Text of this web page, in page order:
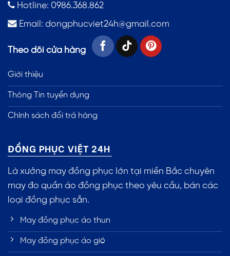
Hotline: 0986.368.862
Email: dongphucviet24h@gmail.com
Theo dõi cửa hàng
Giới thiệu
Thông Tin tuyển dụng
Chính sách đổi trả hàng
ĐỒNG PHỤC VIỆT 24H
Là xưởng may đồng phục lớn tại miền Bắc chuyên
may đo quần áo đồng phục theo yêu cầu, bán các
loại đồng phục sẵn.
May đồng phục áo thun
May đồng phục áo gió